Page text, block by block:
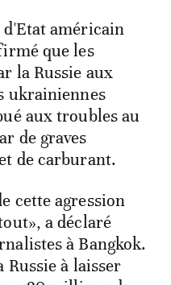
américain
que les
la Russie aux
ukrainiennes
aux troubles au
de graves
de carburant.
cette agression
a déclaré
à Bangkok.
Russie à laisser